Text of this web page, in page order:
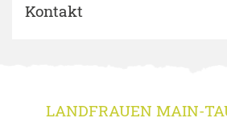
Kontakt
LANDFRAUEN MAIN-